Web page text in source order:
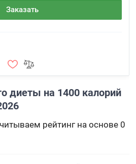
Заказать
диеты на 1400 калорий
рейтинг на основе 0